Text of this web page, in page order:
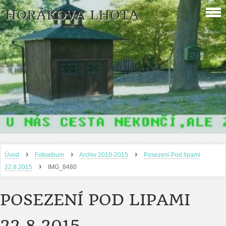
HORÁKOVA LHOTA
Úvod › Fotoalbum › Archiv 2010-2015 ›
Posezení Pod lipami
22.8.2015
› IMG_8480
POSEZENÍ POD LIPAMI